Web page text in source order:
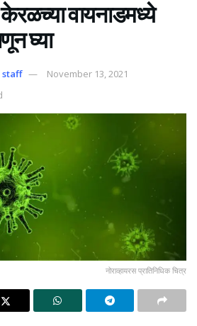
केरळच्या वायनाडमध्ये
घ्या
staff
November 13, 2021
नोराव्हायरस प्रातिनिधिक चित्र